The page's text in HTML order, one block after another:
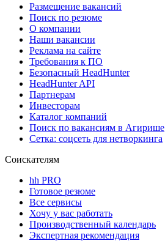
Размещение вакансий
Поиск по резюме
О компании
Наши вакансии
Реклама на сайте
Требования к ПО
Безопасный HeadHunter
HeadHunter API
Партнерам
Инвесторам
Каталог компаний
Поиск по вакансиям в Агирише
Сетка: соцсеть для нетворкинга
Соискателям
hh PRO
Готовое резюме
Все сервисы
Хочу у вас работать
Производственный календарь
Экспертная рекомендация